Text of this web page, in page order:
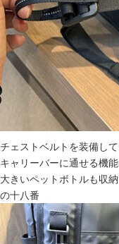
チェストベルトを装備し
キャリーバーに通せる機
大きいペットボトルも収
の十八番